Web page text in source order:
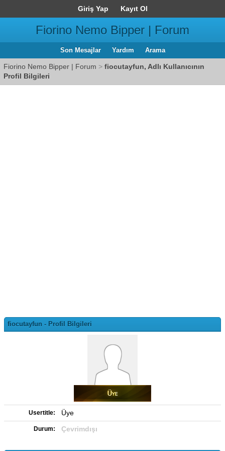
Giriş Yap Kayıt Ol
Fiorino Nemo Bipper | Forum
Son Mesajlar Yardım Arama
Fiorino Nemo Bipper | Forum > fiocutayfun, Adlı Kullanıcının
Profil Bilgileri
fiocutayfun - Profil Bilgileri
Usertitle: Üye
Durum: Çevrimdışı